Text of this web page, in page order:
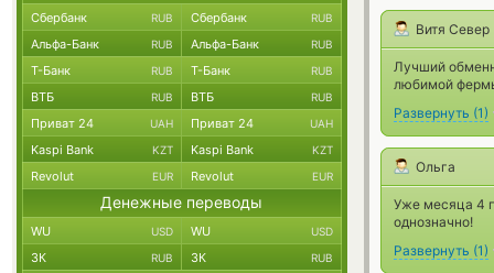
Витя Север
Лучший
любимой
Развернуть (1)
Ольга
Уже месяца 4
однозначно!
Развернуть (1)
Сбербанк RUB Сбербанк RUB
Альфа-Банк RUB Альфа-Банк RUB
Т-Банк RUB Т-Банк RUB
ВТБ RUB ВТБ RUB
Приват 24 UAH Приват 24 UAH
Kaspi Bank KZT Kaspi Bank KZT
Revolut EUR Revolut EUR
Денежные переводы
WU USD WU USD
ЗК RUB ЗК RUB